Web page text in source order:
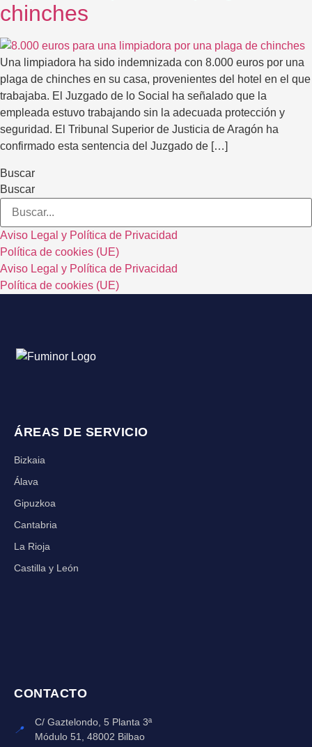
chinches
Una limpiadora ha sido indemnizada con 8.000 euros por una
plaga de chinches en su casa, provenientes del hotel en el que
trabajaba. El Juzgado de lo Social ha señalado que la
empleada estuvo trabajando sin la adecuada protección y
seguridad. El Tribunal Superior de Justicia de Aragón ha
confirmado esta sentencia del Juzgado de […]
Buscar
Buscar
Aviso Legal y Política de Privacidad
Política de cookies (UE)
Aviso Legal y Política de Privacidad
Política de cookies (UE)
ÁREAS DE SERVICIO
Bizkaia
Álava
Gipuzkoa
Cantabria
La Rioja
Castilla y León
CONTACTO
📍
C/ Gaztelondo, 5 Planta 3ª
Módulo 51, 48002 Bilbao